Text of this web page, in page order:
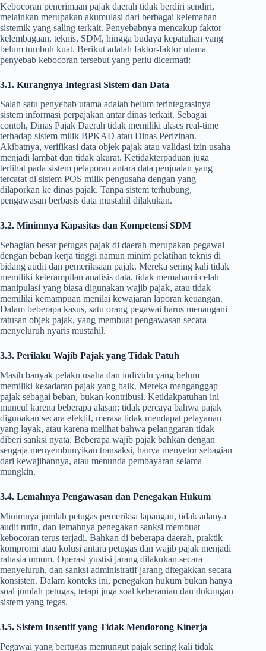
Kebocoran penerimaan pajak daerah tidak berdiri sendiri,
melainkan merupakan akumulasi dari berbagai kelemahan
sistemik yang saling terkait. Penyebabnya mencakup faktor
kelembagaan, teknis, SDM, hingga budaya kepatuhan yang
belum tumbuh kuat. Berikut adalah faktor-faktor utama
penyebab kebocoran tersebut yang perlu dicermati:
3.1. Kurangnya Integrasi Sistem dan Data
Salah satu penyebab utama adalah belum terintegrasinya
sistem informasi perpajakan antar dinas terkait. Sebagai
contoh, Dinas Pajak Daerah tidak memiliki akses real-time
terhadap sistem milik BPKAD atau Dinas Perizinan.
Akibatnya, verifikasi data objek pajak atau validasi izin usaha
menjadi lambat dan tidak akurat. Ketidakterpaduan juga
terlihat pada sistem pelaporan antara data penjualan yang
tercatat di sistem POS milik pengusaha dengan yang
dilaporkan ke dinas pajak. Tanpa sistem terhubung,
pengawasan berbasis data mustahil dilakukan.
3.2. Minimnya Kapasitas dan Kompetensi SDM
Sebagian besar petugas pajak di daerah merupakan pegawai
dengan beban kerja tinggi namun minim pelatihan teknis di
bidang audit dan pemeriksaan pajak. Mereka sering kali tidak
memiliki keterampilan analisis data, tidak memahami celah
manipulasi yang biasa digunakan wajib pajak, atau tidak
memiliki kemampuan menilai kewajaran laporan keuangan.
Dalam beberapa kasus, satu orang pegawai harus menangani
ratusan objek pajak, yang membuat pengawasan secara
menyeluruh nyaris mustahil.
3.3. Perilaku Wajib Pajak yang Tidak Patuh
Masih banyak pelaku usaha dan individu yang belum
memiliki kesadaran pajak yang baik. Mereka menganggap
pajak sebagai beban, bukan kontribusi. Ketidakpatuhan ini
muncul karena beberapa alasan: tidak percaya bahwa pajak
digunakan secara efektif, merasa tidak mendapat pelayanan
yang layak, atau karena melihat bahwa pelanggaran tidak
diberi sanksi nyata. Beberapa wajib pajak bahkan dengan
sengaja menyembunyikan transaksi, hanya menyetor sebagian
dari kewajibannya, atau menunda pembayaran selama
mungkin.
3.4. Lemahnya Pengawasan dan Penegakan Hukum
Minimnya jumlah petugas pemeriksa lapangan, tidak adanya
audit rutin, dan lemahnya penegakan sanksi membuat
kebocoran terus terjadi. Bahkan di beberapa daerah, praktik
kompromi atau kolusi antara petugas dan wajib pajak menjadi
rahasia umum. Operasi yustisi jarang dilakukan secara
menyeluruh, dan sanksi administratif jarang ditegakkan secara
konsisten. Dalam konteks ini, penegakan hukum bukan hanya
soal jumlah petugas, tetapi juga soal keberanian dan dukungan
sistem yang tegas.
3.5. Sistem Insentif yang Tidak Mendorong Kinerja
Pegawai yang bertugas memungut pajak sering kali tidak